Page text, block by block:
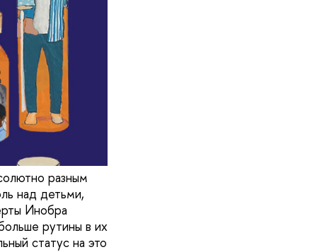
разным
над детьми,
Инобра
рутины в их
статус на это